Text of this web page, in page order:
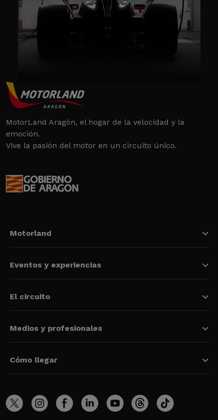
MotorLand Aragón, el hogar de la velocidad y la
emoción.
Vive la pasión del motor en un circuito único.
Motorland
Eventos y experiencias
El circuito
Medios y profesionales
Cómo llegar